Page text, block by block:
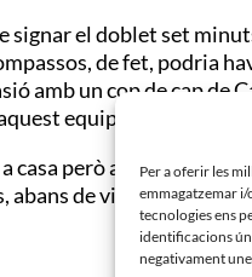
Per a oferir les
emmagatzemar
tecnologies ens
identificacions
negativament
el doblet set
de fet, podria
amb un cop de cap de
equip,
però aquest punt
abans de visitar el